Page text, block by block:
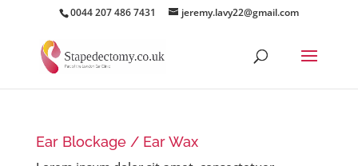
0044 207 486 7431 jeremy.lavy22@gmail.com
Ear Blockage / Ear Wax